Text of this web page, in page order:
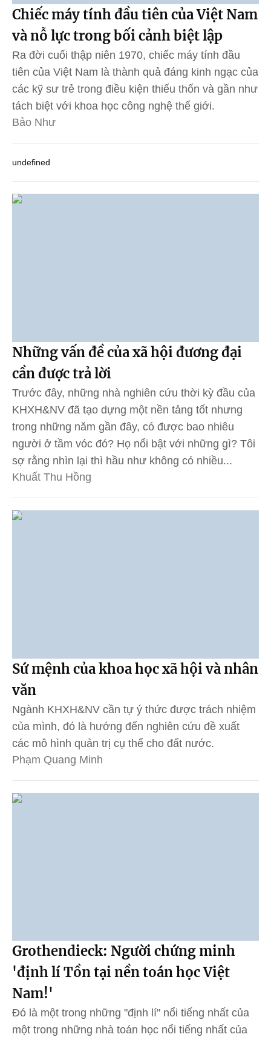
Chiếc máy tính đầu tiên của Việt Nam
và nỗ lực trong bối cảnh biệt lập
Ra đời cuối thập niên 1970, chiếc máy tính đầu
tiên của Việt Nam là thành quả đáng kinh ngạc của
các kỹ sư trẻ trong điều kiện thiếu thốn và gần như
tách biệt với khoa học công nghệ thế giới.
Bảo Như
undefined
Những vấn đề của xã hội đương đại
cần được trả lời
Trước đây, những nhà nghiên cứu thời kỳ đầu của
KHXH&NV đã tạo dựng một nền tảng tốt nhưng
trong những năm gần đây, có được bao nhiêu
người ở tầm vóc đó? Họ nổi bật với những gì? Tôi
sợ rằng nhìn lại thì hầu như không có nhiều...
Khuất Thu Hồng
Sứ mệnh của khoa học xã hội và nhân
văn
Ngành KHXH&NV cần tự ý thức được trách nhiệm
của mình, đó là hướng đến nghiên cứu đề xuất
các mô hình quản trị cụ thể cho đất nước.
Phạm Quang Minh
Grothendieck: Người chứng minh
'định lí Tồn tại nền toán học Việt
Nam!'
Đó là một trong những "định lí" nổi tiếng nhất của
một trong những nhà toán học nổi tiếng nhất của